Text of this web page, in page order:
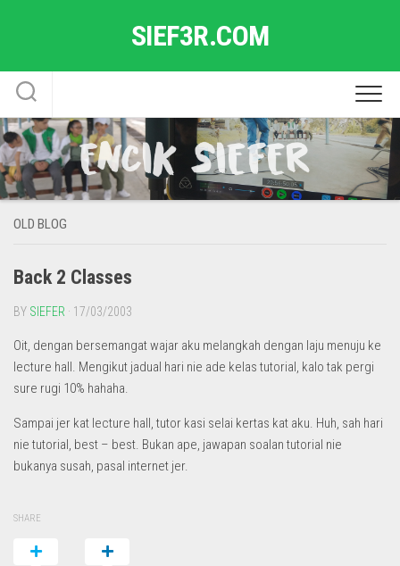
SIEF3R.COM
OLD BLOG
Back 2 Classes
BY SIEFER · 17/03/2003
Oit, dengan bersemangat wajar aku melangkah dengan laju menuju ke
lecture hall. Mengikut jadual hari nie ade kelas tutorial, kalo tak pergi
sure rugi 10% hahaha.
Sampai jer kat lecture hall, tutor kasi selai kertas kat aku. Huh, sah hari
nie tutorial, best – best. Bukan ape, jawapan soalan tutorial nie
bukanya susah, pasal internet jer.
SHARE